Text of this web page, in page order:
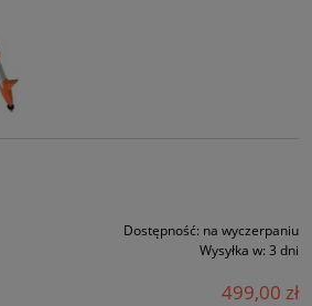
Dostępność: na wyczerpaniu
Wysyłka w: 3 dni
499,00 zł